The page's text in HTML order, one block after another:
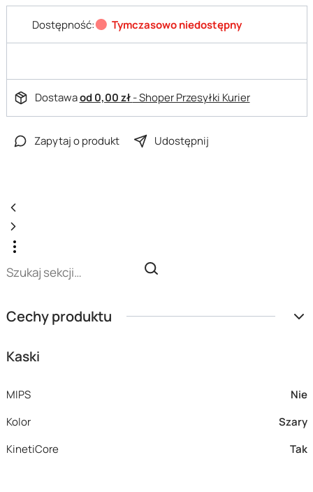
Dostępność: Tymczasowo niedostępny
Dostawaod 0,00 zł- Shoper Przesyłki Kurier
Zapytaj o produkt Udostępnij
Cechy produktu
Kaski
MIPS
Nie
Kolor
Szary
KinetiCore
Tak